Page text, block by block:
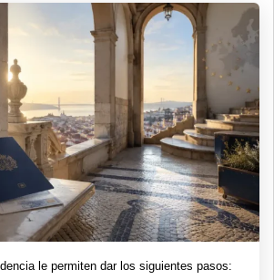
le permiten dar los siguientes pasos: